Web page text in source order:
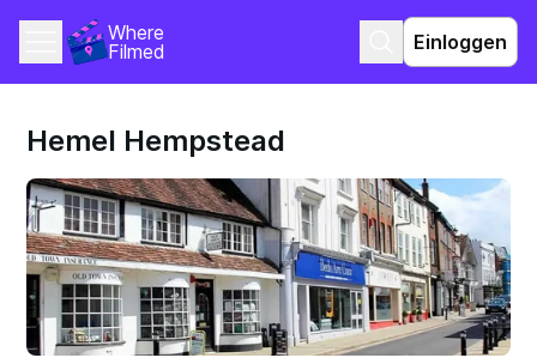
Where
Filmed
Einloggen
Hemel Hempstead